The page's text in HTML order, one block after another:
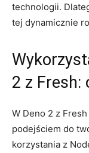
technologii.‍
tej dynamicznie
2 z ⁤Fresh:‍
W Deno 2 z
podejściem ⁢do
korzystania z